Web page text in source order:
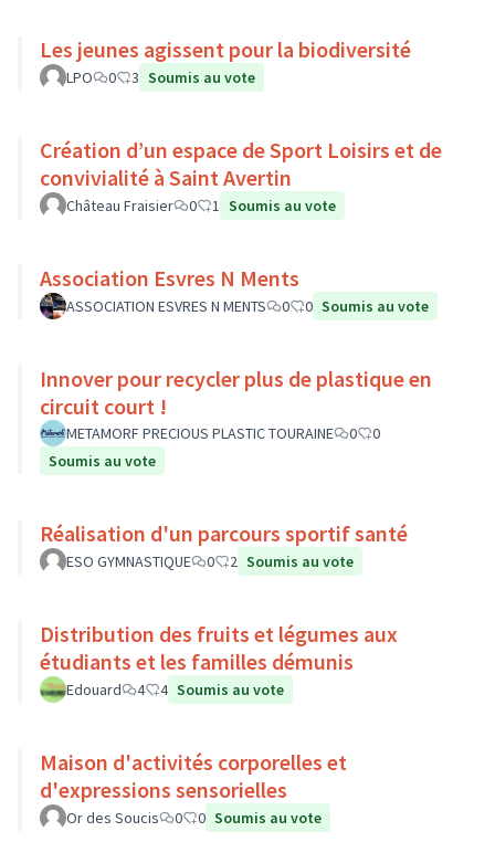
Les jeunes agissent pour la biodiversité
LPO 0 3 Soumis au vote
Création d’un espace de Sport Loisirs et de
convivialité à Saint Avertin
Château Fraisier 0 1 Soumis au vote
Association Esvres N Ments
ASSOCIATION ESVRES N MENTS 0 0 Soumis au vote
Innover pour recycler plus de plastique en
circuit court !
METAMORF PRECIOUS PLASTIC TOURAINE 0
0
Soumis au vote
Réalisation d'un parcours sportif santé
ESO GYMNASTIQUE 0 2 Soumis au vote
Distribution des fruits et légumes aux
étudiants et les familles démunis
Edouard 4 4 Soumis au vote
Maison d'activités corporelles et
d'expressions sensorielles
Or des Soucis 0 0 Soumis au vote